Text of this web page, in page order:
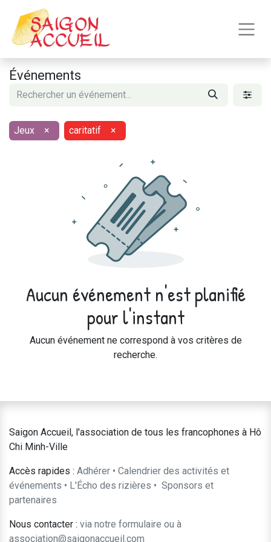
Événements
Jeux × caritatif ×
Aucun événement n'est planifié
pour l'instant
Aucun événement ne correspond à vos critères de
recherche.
Saigon Accueil, l'association de tous les francophones à Hô
Chi Minh-Ville
Accès rapides : Adhérer • Calendrier des activités et
événements • L'Écho des rizières • ​Sponsors et
partenaires​​
Nous contacter : ​via notre formulaire ou à
association@saigonaccueil.com